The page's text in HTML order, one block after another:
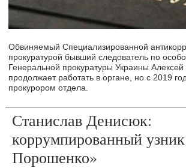
Обвиняемый Специализированной
прокуратурой бывший следователь по
Генеральной прокуратуры Украины
продолжает работать в органе, но с 2019
прокурором отдела.
Станислав Денисюк:
коррумпированный
Порошенко»